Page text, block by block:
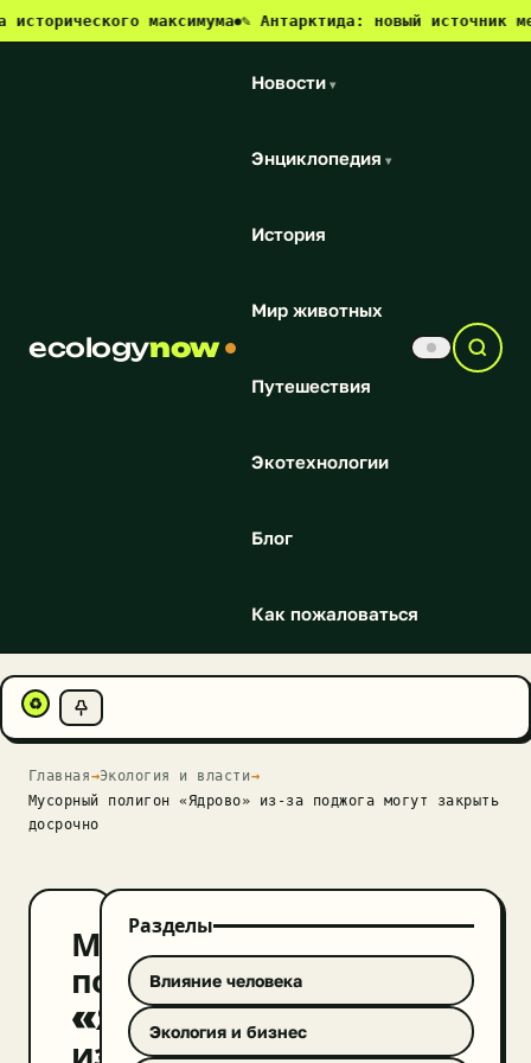
максимума●✎ Антарктида: новый источник метана и
ecologynow
Новости ▾
Энциклопедия ▾
История
Мир животных
Путешествия
Экотехнологии
Блог
Как пожаловаться
♻
Главная→Экология и власти→
Мусорный полигон «Ядрово» из-за поджога могут закрыть
досрочно
Мусорный
полигон
«Ядрово»
из-
Разделы
Влияние человека
Экология и бизнес